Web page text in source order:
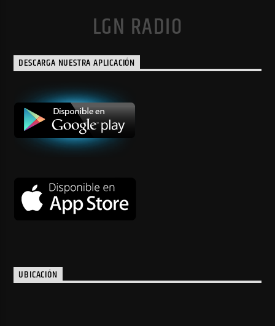
LGN RADIO
DESCARGA NUESTRA APLICACIÓN
UBICACIÓN